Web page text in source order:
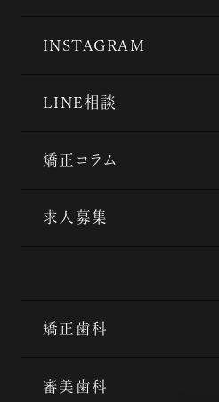
INSTAGRAM
LINE相談
矯正コラム
求人募集
矯正歯科
審美歯科